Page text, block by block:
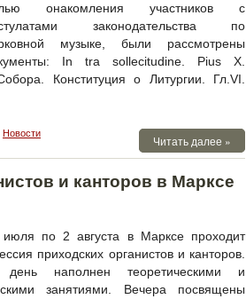
онакомления участников с
законодательства по
музыке, были рассмотрены
In tra sollecitudine. Pius X.
Конституция о Литургии. Гл.VI.
Новости
Читать далее »
и канторов в Марксе
по 2 августа в Марксе проходит
приходских органистов и канторов.
день наполнен теоретическими и
занятиями. Вечера посвящены